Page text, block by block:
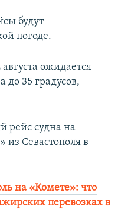
будут
погоде.
ожидается
до 35 градусов,
рейс судна на
из Севастополя в
на «Комете»: что
перевозках в